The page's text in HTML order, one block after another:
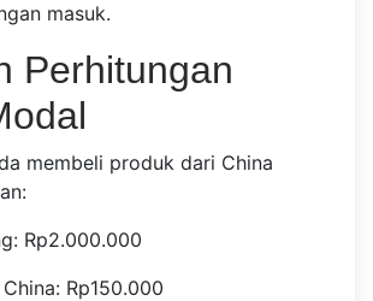
masuk.
Perhitungan
membeli produk dari China
Rp2.000.000
Rp150.000